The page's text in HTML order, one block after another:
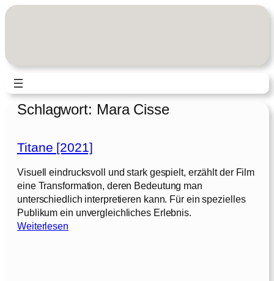
Zum
Schlagwort: Mara Cisse
Titane [2021]
Visuell eindrucksvoll und stark gespielt, erzählt der Film
eine Transformation, deren Bedeutung man
unterschiedlich interpretieren kann. Für ein spezielles
Publikum ein unvergleichliches Erlebnis.
Weiterlesen: